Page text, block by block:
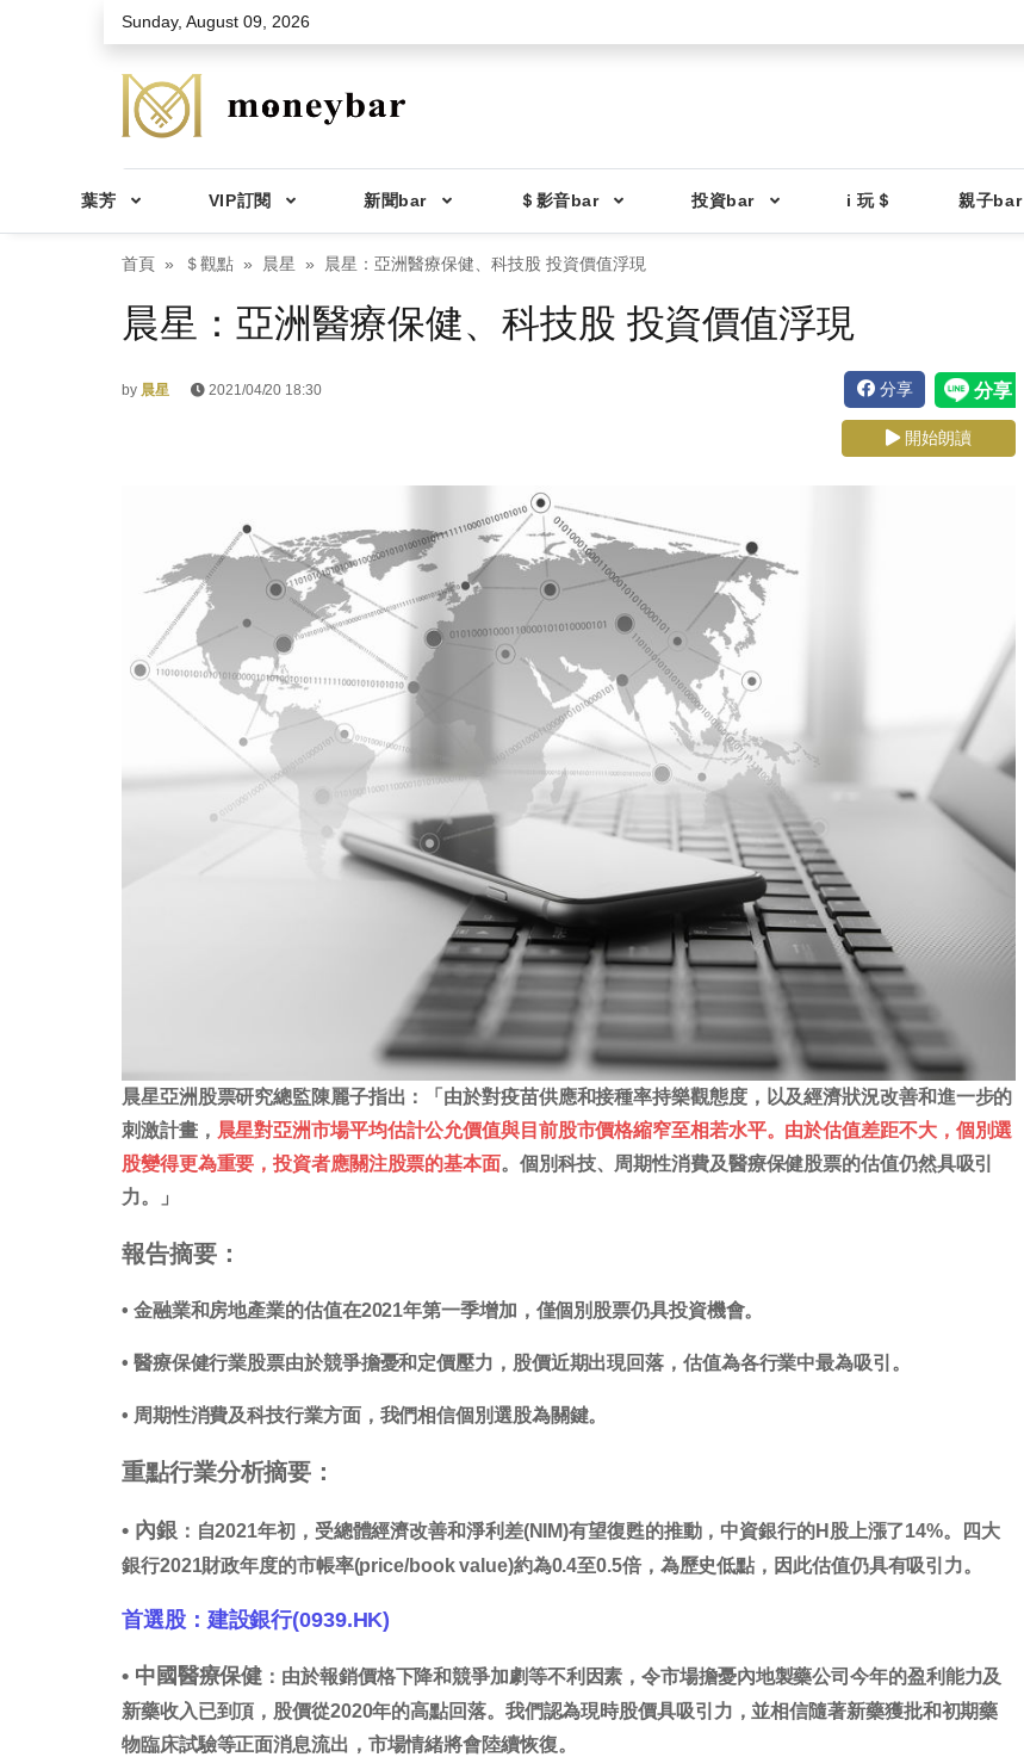
Skip to main contentSunday, August 09, 2026
葉芳 VIP訂閱 新聞bar ＄影音bar 投資bar i 玩＄ 親子bar
首頁 ＄觀點 晨星 晨星：亞洲醫療保健、科技股 投資價值浮現
晨星：亞洲醫療保健、科技股 投資價值浮現
by 晨星 2021/04/20 18:30 分享
開始朗讀
晨星亞洲股票研究總監陳麗子指出：「由於對疫苗供應和接種率持樂觀態度，以及經濟狀況改善和進一步的
刺激計畫， 晨星對亞洲市場平均估計公允價值與目前股市價格縮窄至相若水平。由於估值差距不大，個別選
股變得更為重要，投資者應關注股票的基本面。個別科技、周期性消費及醫療保健股票的估值仍然具吸引
力。」
報告摘要：
• 金融業和房地產業的估值在2021年第一季增加，僅個別股票仍具投資機會。
• 醫療保健行業股票由於競爭擔憂和定價壓力，股價近期出現回落，估值為各行業中最為吸引。
• 周期性消費及科技行業方面，我們相信個別選股為關鍵。
重點行業分析摘要：
• 內銀 ：自2021年初，受總體經濟改善和淨利差(NIM)有望復甦的推動，中資銀行的H股上漲了14%。四大
銀行2021財政年度的市帳率(price/book value)約為0.4至0.5倍，為歷史低點，因此估值仍具有吸引力。
首選股：建設銀行(0939.HK)
• 中國醫療保健 ：由於報銷價格下降和競爭加劇等不利因素，令市場擔憂內地製藥公司今年的盈利能力及
新藥收入已到頂，股價從2020年的高點回落。我們認為現時股價具吸引力，並相信隨著新藥獲批和初期藥
物臨床試驗等正面消息流出，市場情緒將會陸續恢復。